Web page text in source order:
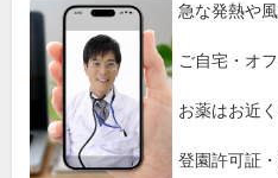
急な発熱や
ご自宅・オ
お薬はお近
登園許可証